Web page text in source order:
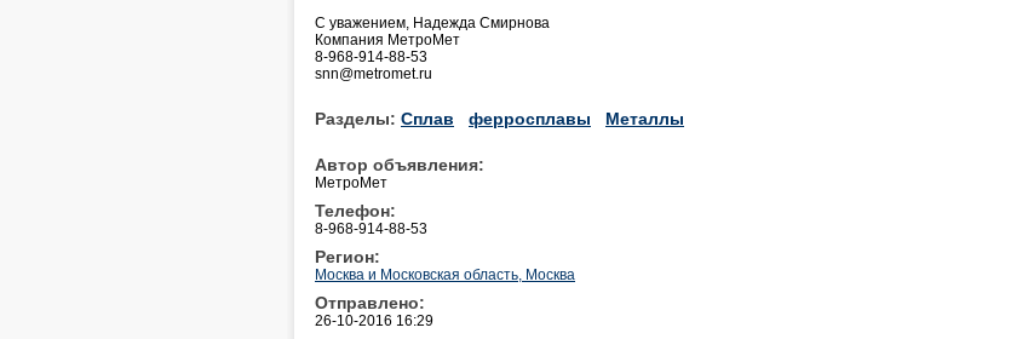
С уважением, Надежда Смирнова
Компания МетроМет
8-968-914-88-53
snn@metromet.ru
Разделы: Сплав ферросплавы Металлы
Автор объявления:
МетроМет
Телефон:
8-968-914-88-53
Регион:
Москва и Московская область, Москва
Отправлено:
26-10-2016 16:29